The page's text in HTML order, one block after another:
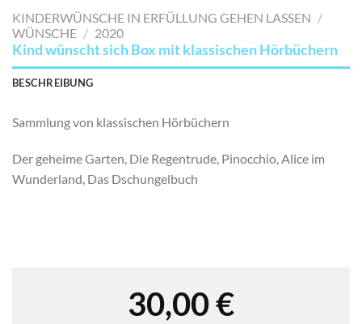
SETZEN
KINDERWÜNSCHE IN ERFÜLLUNG GEHEN LASSEN /
WÜNSCHE / 2020
Kind wünscht sich Box mit klassischen Hörbüchern
BESCHREIBUNG
Sammlung von klassischen Hörbüchern
Der geheime Garten, Die Regentrude, Pinocchio, Alice im
Wunderland, Das Dschungelbuch
30,00€